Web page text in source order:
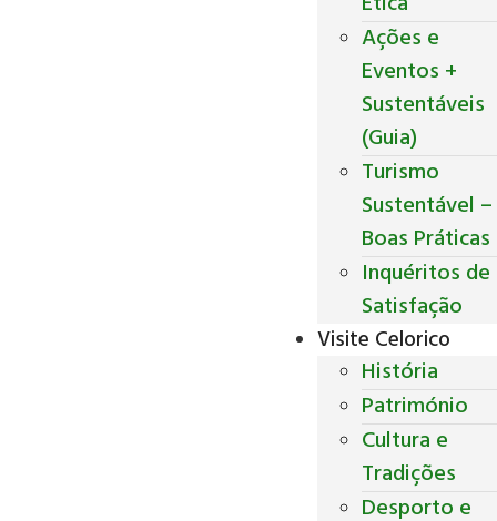
Ações e
Eventos +
Sustentáveis
(Guia)
Turismo
Sustentável –
Boas Práticas
Inquéritos de
Satisfação
Visite Celorico
História
Património
Cultura e
Tradições
Desporto e